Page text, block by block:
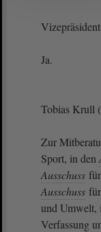
Ja.
Tobias Krull
Zur
Sport, in den
Ausschuss
Ausschuss
und Umwelt,
Verfassung